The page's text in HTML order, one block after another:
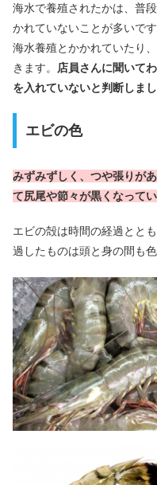
海水で養殖されたかは、普
かれていないことが多いで
海水養殖とかかれていたり
きます。
店員さんに聞いて
を入れていないと判断しまし
エビの色
みずみずしく、つや張りが
て尻尾や節々が黒くなって
エビの殻は時間の経過とと
過したものは頭と身の間も